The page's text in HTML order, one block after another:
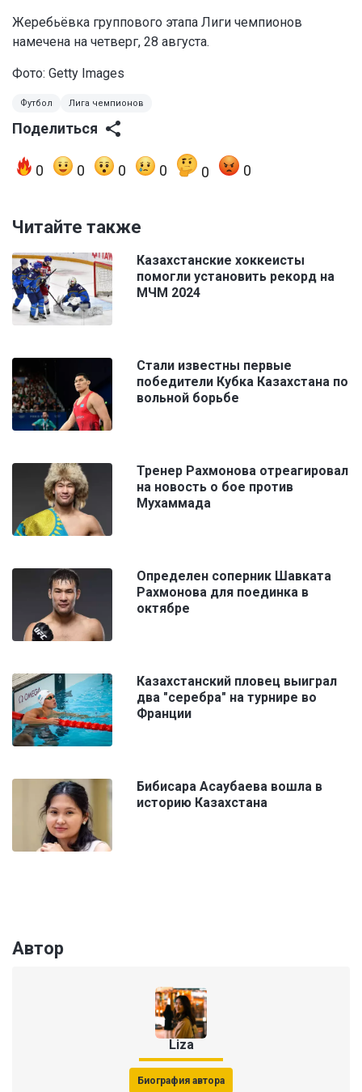
Жеребьёвка группового этапа Лиги чемпионов
намечена на четверг, 28 августа.
Фото: Getty Images
Футбол Лига чемпионов
Поделиться
0 0 0 0 0 0
Читайте также
Казахстанские хоккеисты
помогли установить рекорд на
МЧМ 2024
Стали известны первые
победители Кубка Казахстана по
вольной борьбе
Тренер Рахмонова отреагировал
на новость о бое против
Мухаммада
Определен соперник Шавката
Рахмонова для поединка в
октябре
Казахстанский пловец выиграл
два "серебра" на турнире во
Франции
Бибисара Асаубаева вошла в
историю Казахстана
Автор
Liza
Биография автора